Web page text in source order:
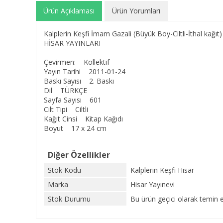
Ürün Açıklaması Ürün Yorumları
Kalplerin Keşfi İmam Gazali (Büyük Boy-Ciltli-İthal kağıt)
HİSAR YAYINLARI
Çevirmen: Kollektif
Yayın Tarihi 2011-01-24
Baskı Sayısı 2. Baskı
Dil TÜRKÇE
Sayfa Sayısı 601
Cilt Tipi Ciltli
Kağıt Cinsi Kitap Kağıdı
Boyut 17 x 24 cm
Diğer Özellikler
Stok Kodu
Kalplerin Keşfi Hisar
Marka
Hisar Yayınevi
Stok Durumu
Bu ürün geçici olarak temin